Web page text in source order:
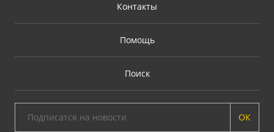
Контакты
Помощь
Поиск
ОК